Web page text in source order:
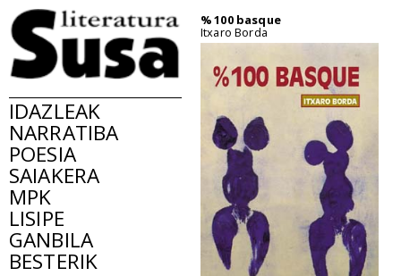
IDAZLEAK
NARRATIBA
POESIA
SAIAKERA
MPK
LISIPE
GANBILA
BESTERIK
% 100 basque
Itxaro Borda